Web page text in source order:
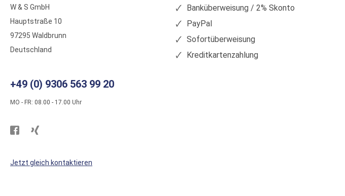
W & S GmbH
Hauptstraße 10
97295 Waldbrunn
Deutschland
+49 (0) 9306 563 99 20
MO - FR: 08.00 - 17.00 Uhr
Besuchen
WS
WS
Jetzt gleich kontaktieren
Banküberweisung / 2% Skonto
PayPal
Sofortüberweisung
Kreditkartenzahlung